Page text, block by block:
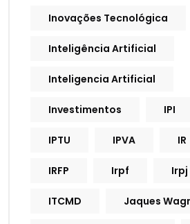
Inovações Tecnológica
Inteligência Artificial
Inteligencia Artificial
Investimentos IPI
IPTU IPVA IR
IRFP Irpf Irpj
ITCMD Jaques